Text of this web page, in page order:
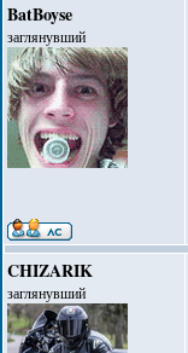
BatBoyse
заглянувший
CHIZARIK
заглянувший